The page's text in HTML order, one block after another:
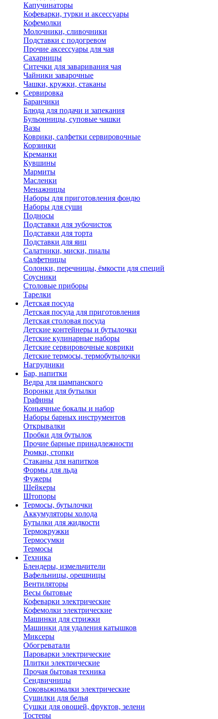
Капучинаторы
Кофеварки, турки и аксессуары
Кофемолки
Молочники, сливочники
Подставки с подогревом
Прочие аксессуары для чая
Сахарницы
Ситечки для заваривания чая
Чайники заварочные
Чашки, кружки, стаканы
Сервировка
Баранчики
Блюда для подачи и запекания
Бульонницы, суповые чашки
Вазы
Коврики, салфетки сервировочные
Корзинки
Креманки
Кувшины
Мармиты
Масленки
Менажницы
Наборы для приготовления фондю
Наборы для суши
Подносы
Подставки для зубочисток
Подставки для торта
Подставки для яиц
Салатники, миски, пиалы
Салфетницы
Солонки, перечницы, ёмкости для специй
Соусники
Столовые приборы
Тарелки
Детская посуда
Детская посуда для приготовления
Детская столовая посуда
Детские контейнеры и бутылочки
Детские кулинарные наборы
Детские сервировочные коврики
Детские термосы, термобутылочки
Нагрудники
Бар, напитки
Ведра для шампанского
Воронки для бутылки
Графины
Коньячные бокалы и набор
Наборы барных инструментов
Открывалки
Пробки для бутылок
Прочие барные принадлежности
Рюмки, стопки
Стаканы для напитков
Формы для льда
Фужеры
Шейкеры
Штопоры
Термосы, бутылочки
Аккумуляторы холода
Бутылки для жидкости
Термокружки
Термосумки
Термосы
Техника
Блендеры, измельчители
Вафельницы, орешницы
Вентиляторы
Весы бытовые
Кофеварки электрические
Кофемолки электрические
Машинки для стрижки
Машинки для удаления катышков
Миксеры
Обогреватали
Пароварки электрические
Плитки электрические
Прочая бытовая техника
Сендвичницы
Соковыжималки электрические
Сушилки для белья
Сушки для овощей, фруктов, зелени
Тостеры